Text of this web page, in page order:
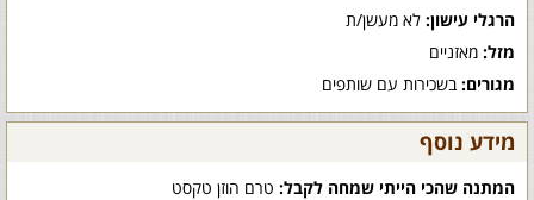
הרגלי עישון: לא מעשן/ת
מזל: מאזניים
מגורים: בשכירות עם שותפים
מידע נוסף
המתנה שהכי הייתי שמחה לקבל: טרם הוזן טקסט